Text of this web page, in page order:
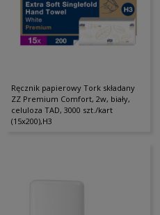
Ręcznik papierowy Tork składany
ZZ Premium Comfort, 2w, biały,
celuloza TAD, 3000 szt./kart
(15x200),H3